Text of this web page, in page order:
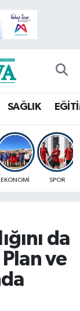
SAĞLIK
EKONOMİ SPOR
da
ve